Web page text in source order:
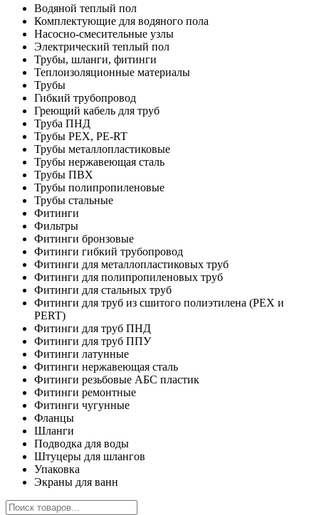
Водяной теплый пол
Комплектующие для водяного пола
Насосно-смесительные узлы
Электрический теплый пол
Трубы, шланги, фитинги
Теплоизоляционные материалы
Трубы
Гибкий трубопровод
Греющий кабель для труб
Труба ПНД
Трубы PEX, PE-RT
Трубы металлопластиковые
Трубы нержавеющая сталь
Трубы ПВХ
Трубы полипропиленовые
Трубы стальные
Фитинги
Фильтры
Фитинги бронзовые
Фитинги гибкий трубопровод
Фитинги для металлопластиковых труб
Фитинги для полипропиленовых труб
Фитинги для стальных труб
Фитинги для труб из сшитого полиэтилена (PEX и
PERT)
Фитинги для труб ПНД
Фитинги для труб ППУ
Фитинги латунные
Фитинги нержавеющая сталь
Фитинги резьбовые АБС пластик
Фитинги ремонтные
Фитинги чугунные
Фланцы
Шланги
Подводка для воды
Штуцеры для шлангов
Упаковка
Экраны для ванн